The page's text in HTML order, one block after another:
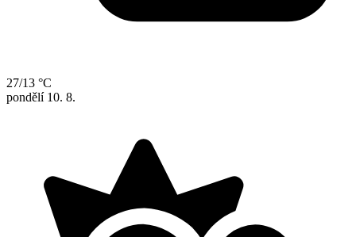
27/13 °C
pondělí 10. 8.